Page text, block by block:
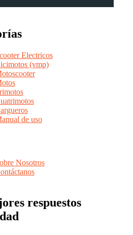
Electricos
(vmp)
de uso
Nosotros
respuestos